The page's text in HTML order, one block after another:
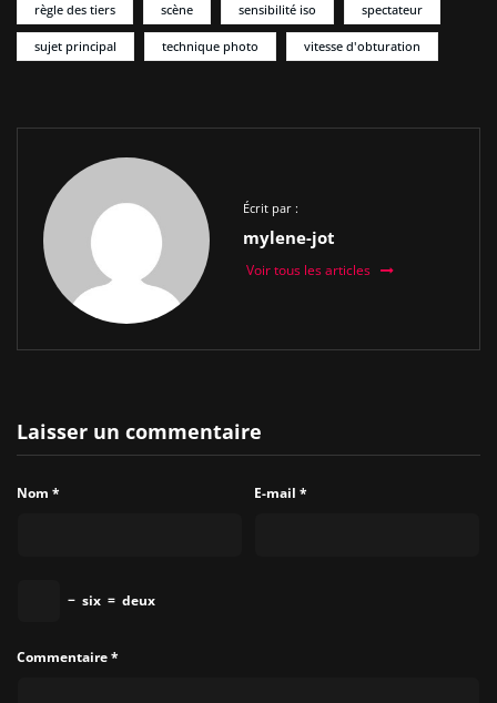
règle des tiers scène sensibilité iso spectateur
sujet principal technique photo vitesse d'obturation
Écrit par :
mylene-jot
Voir tous les articles
Laisser un commentaire
Nom * E-mail *
− six = deux
Commentaire*